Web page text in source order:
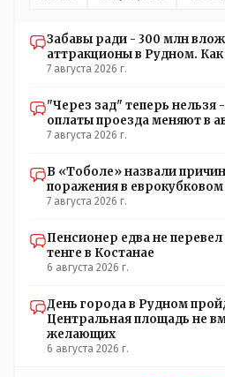
Забавы ради - 300 млн
аттракционы в Рудном. Как
7 августа 2026 г.
"Через зад" теперь нельзя
оплаты проезда меняют в
7 августа 2026 г.
В «Тоболе» назвали
поражения в еврокубковом
7 августа 2026 г.
Пенсионер едва не
тенге в Костанае
6 августа 2026 г.
День города в Рудном
Центральная площадь не
желающих
6 августа 2026 г.